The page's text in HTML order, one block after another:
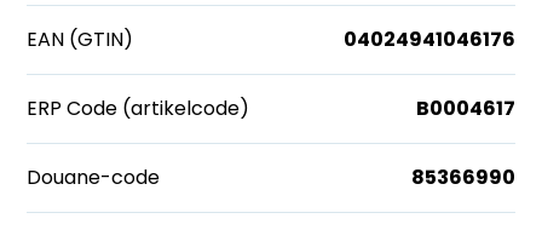
EAN (GTIN) 04024941046176
ERP Code (artikelcode) B0004617
Douane-code 85366990